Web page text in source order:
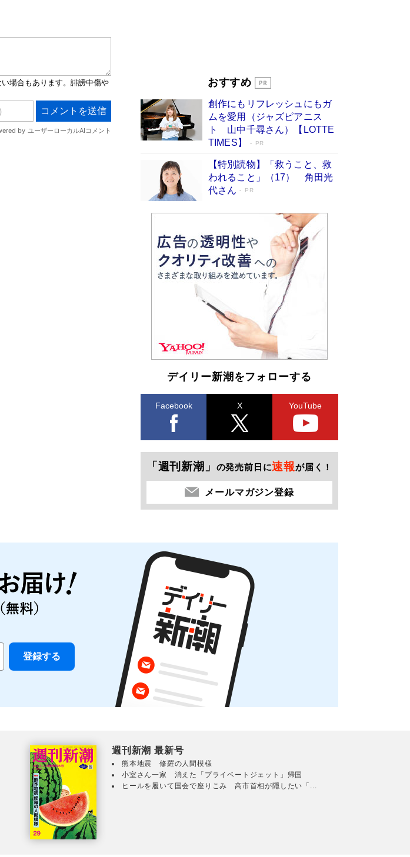
和田秀樹の70代、80代向け新書がベスト3を独
占 上半期1位にも選出［新書ベストセラー］
Book Bang
おすすめ
創作にもリフレッシュにもガ
ムを愛用（ジャズピアニス
ト 山中千尋さん）【LOTTE
TIMES】
PR
【特別読物】「救うこと、救
われること」（17） 角田光
代さん
PR
デイリー新潮をフォローする
Facebook X YouTube
「週刊新潮」 の発売前日に速報が届く！
メールマガジン登録
週刊新潮 最新号
熊本地震 修羅の人間模様
小室さん一家 消えた「プライベートジェット」帰国
ヒールを履いて国会で座りこみ 高市首相が隠したい「...